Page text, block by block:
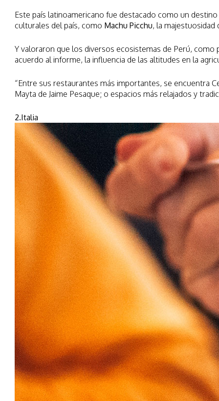
Este país latinoamericano fue destacado como un
culturales del país, como Machu Picchu, la majestuosidad
Y valoraron que los diversos ecosistemas de Perú, como
acuerdo al informe, la influencia de las altitudes en la
“Entre sus restaurantes más importantes, se encuentra
Mayta de Jaime Pesaque; o espacios más relajados y
2.Italia